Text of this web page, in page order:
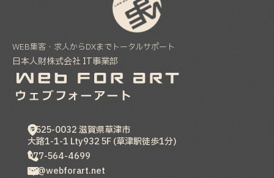
WEB集客・求人からDXまでトータルサポート
日本人財株式会社 IT事業部
〒525-0032滋賀県草津市
大路1-1-1 Lty932 5F (草津駅徒歩1分)
077-564-4699
hp@webforart.net